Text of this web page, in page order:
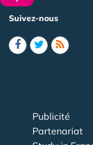
Suivez-nous
Publicité
Partenariat